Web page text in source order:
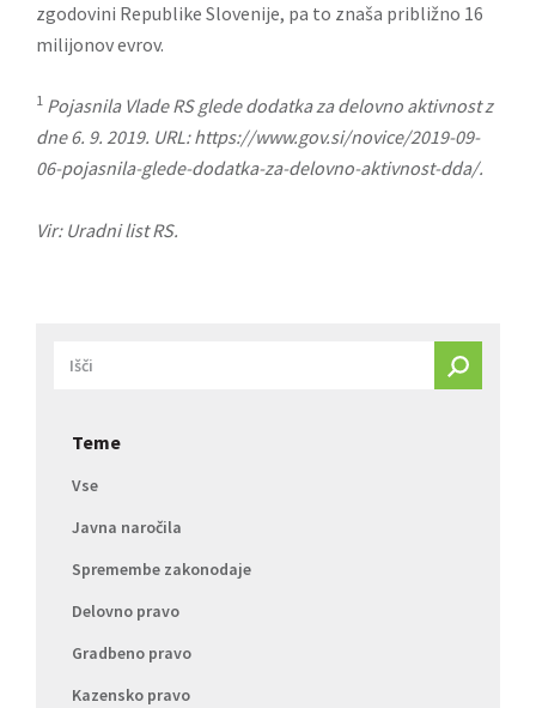
zgodovini Republike Slovenije, pa to znaša približno 16
milijonov evrov.
1 Pojasnila Vlade RS glede dodatka za delovno aktivnost z
dne 6. 9. 2019. URL:https://www.gov.si/novice/2019-09-
06-pojasnila-glede-dodatka-za-delovno-aktivnost-dda/.
Vir: Uradni list RS.
Teme
Vse
Javna naročila
Spremembe zakonodaje
Delovno pravo
Gradbeno pravo
Kazensko pravo